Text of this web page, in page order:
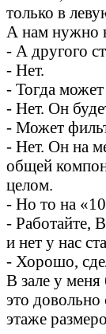
только в
А нам нужно
- А другого
- Нет.
- Тогда может
- Нет. Он
- Может
- Нет. Он на
общей
целом.
- Но то на
- Работайте,
и нет у нас
- Хорошо,
В зале у меня
это
этаже